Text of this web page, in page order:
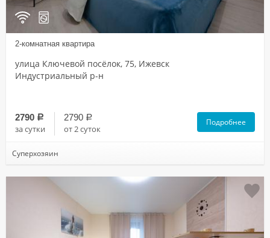
2-комнатная квартира
улица Ключевой посёлок, 75, Ижевск
Индустриальный р-н
2790 a
за сутки
2790 a
от 2 суток
Подробнее
Суперхозяин